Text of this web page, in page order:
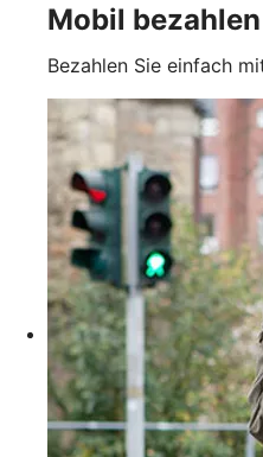
Mobil bezahlen
Bezahlen Sie einfach